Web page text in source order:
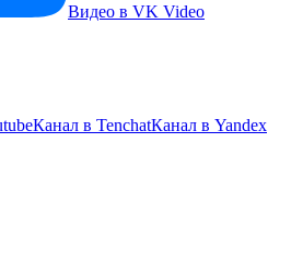
Видео в VK Video
Канал в TenchatКанал в Yandex